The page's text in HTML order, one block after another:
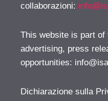
collaborazioni:
This website is part
advertising, press
opportunities:
Dichiarazione sulla